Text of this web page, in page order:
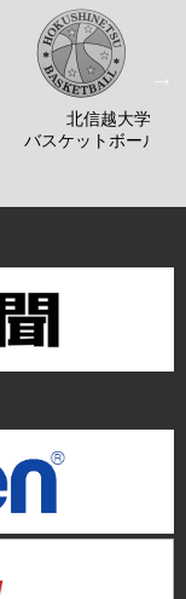
北信越大学
バスケットボール連